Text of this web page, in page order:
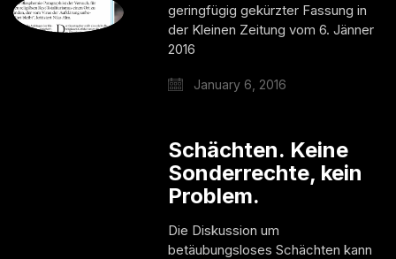
geringfügig gekürzter Fassung in
der Kleinen Zeitung vom 6. Jänner
2016
January 6, 2016
Schächten. Keine
Sonderrechte, kein
Problem.
Die Diskussion um
betäubungsloses Schächten kann